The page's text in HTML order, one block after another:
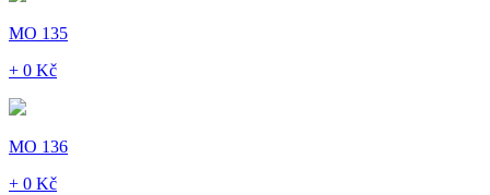
MO 135
+ 0 Kč
MO 136
+ 0 Kč